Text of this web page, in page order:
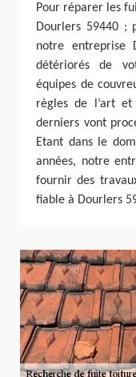
Pour réparer les
Dourlers 59440 ;
notre entreprise
détériorés de
équipes de
règles de l’art et
derniers vont
Etant dans le
années, notre
fournir des
fiable à Dourlers